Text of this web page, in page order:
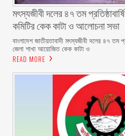
মৎস্যজীবী দলের ৪৭ তম
কমিটির কেক কাটা ও আলোচনা সভা ‎
বাংলাদেশ জাতীয়তাবাদী মৎস্যজীবী দলের ৪৭ তম
জেলা শাখা আয়োজিত কেক কাটা ও
READ MORE